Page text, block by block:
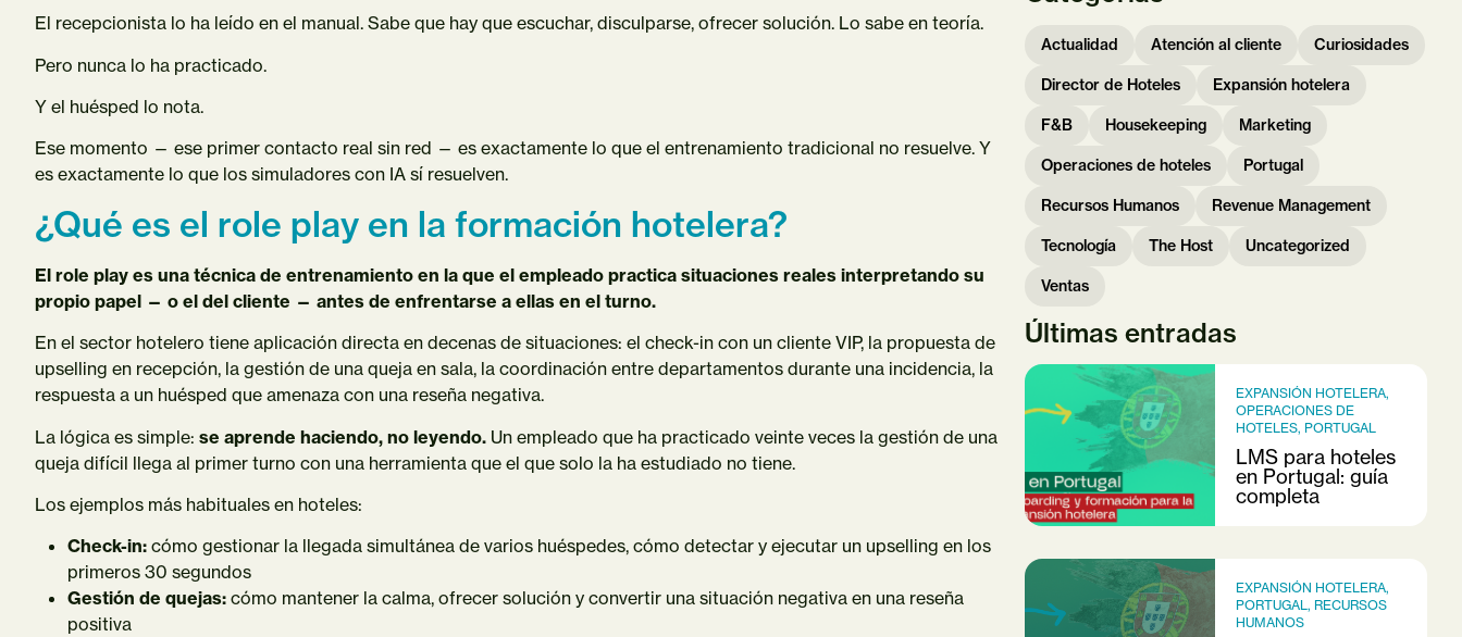
El recepcionista lo ha leído en el manual. Sabe que hay que escuchar, disculparse, ofrecer solución. Lo sabe en teoría.
Pero nunca lo ha practicado.
Y el huésped lo nota.
Ese momento — ese primer contacto real sin red — es exactamente lo que el entrenamiento tradicional no resuelve. Y
es exactamente lo que los simuladores con IA sí resuelven.
¿Qué es el role play en la formación hotelera?
El role play es una técnica de entrenamiento en la que el empleado practica situaciones reales interpretando su
propio papel — o el del cliente — antes de enfrentarse a ellas en el turno.
En el sector hotelero tiene aplicación directa en decenas de situaciones: el check-in con un cliente VIP, la propuesta de
upselling en recepción, la gestión de una queja en sala, la coordinación entre departamentos durante una incidencia, la
respuesta a un huésped que amenaza con una reseña negativa.
La lógica es simple: se aprende haciendo, no leyendo. Un empleado que ha practicado veinte veces la gestión de una
queja difícil llega al primer turno con una herramienta que el que solo la ha estudiado no tiene.
Los ejemplos más habituales en hoteles:
Check-in: cómo gestionar la llegada simultánea de varios huéspedes, cómo detectar y ejecutar un upselling en los
primeros 30 segundos
Gestión de quejas: cómo mantener la calma, ofrecer solución y convertir una situación negativa en una reseña
positiva
Actualidad Atención al cliente Curiosidades
Director de Hoteles Expansión hotelera
F&B Housekeeping Marketing
Operaciones de hoteles Portugal
Recursos Humanos Revenue Management
Tecnología The Host Uncategorized
Ventas
Últimas entradas
EXPANSIÓN HOTELERA,
OPERACIONES DE
HOTELES, PORTUGAL
LMS para hoteles
en Portugal: guía
completa
EXPANSIÓN HOTELERA,
PORTUGAL, RECURSOS
HUMANOS